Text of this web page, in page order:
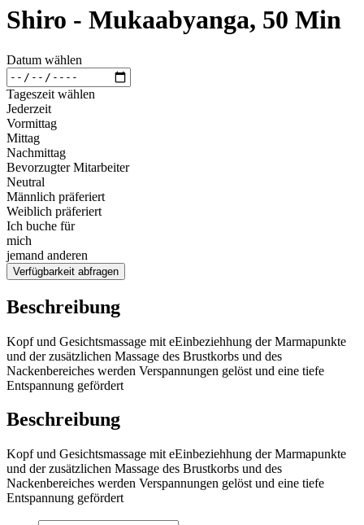
Shiro - Mukaabyanga, 50 Min
Datum wählen
Tageszeit wählen
Jederzeit
Vormittag
Mittag
Nachmittag
Bevorzugter Mitarbeiter
Neutral
Männlich präferiert
Weiblich präferiert
Ich buche für
mich
jemand anderen
Verfügbarkeit abfragen
Beschreibung
Kopf und Gesichtsmassage mit eEinbeziehhung der Marmapunkte
und der zusätzlichen Massage des Brustkorbs und des
Nackenbereiches werden Verspannungen gelöst und eine tiefe
Entspannung gefördert
Beschreibung
Kopf und Gesichtsmassage mit eEinbeziehhung der Marmapunkte
und der zusätzlichen Massage des Brustkorbs und des
Nackenbereiches werden Verspannungen gelöst und eine tiefe
Entspannung gefördert